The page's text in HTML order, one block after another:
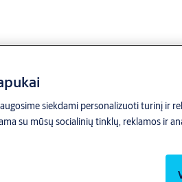
siekdami personalizuoti turinį ir
su mūsų socialinių tinklų, reklamos ir